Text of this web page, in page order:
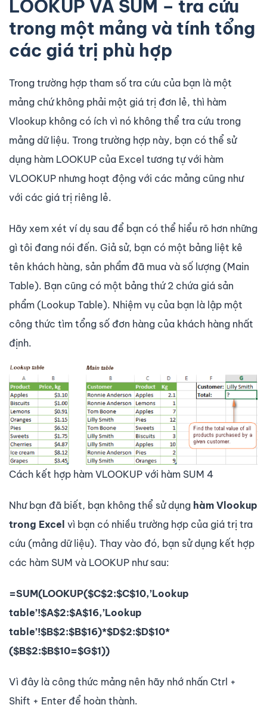
LOOKUP VÀ SUM – tra cứu
trong một mảng và tính tổng
các giá trị phù hợp
Trong trường hợp tham số tra cứu của bạn là một
mảng chứ không phải một giá trị đơn lẻ, thì hàm
Vlookup không có ích vì nó không thể tra cứu trong
mảng dữ liệu. Trong trường hợp này, bạn có thể sử
dụng hàm LOOKUP của Excel tương tự với hàm
VLOOKUP nhưng hoạt động với các mảng cũng như
với các giá trị riêng lẻ.
Hãy xem xét ví dụ sau để bạn có thể hiểu rõ hơn những
gì tôi đang nói đến. Giả sử, bạn có một bảng liệt kê
tên khách hàng, sản phẩm đã mua và số lượng (Main
Table). Bạn cũng có một bảng thứ 2 chứa giá sản
phẩm (Lookup Table). Nhiệm vụ của bạn là lập một
công thức tìm tổng số đơn hàng của khách hàng nhất
định.
Cách kết hợp hàm VLOOKUP với hàm SUM 4
Như bạn đã biết, bạn không thể sử dụng hàm Vlookup
trong Excel vì bạn có nhiều trường hợp của giá trị tra
cứu (mảng dữ liệu). Thay vào đó, bạn sử dụng kết hợp
các hàm SUM và LOOKUP như sau:
=SUM(LOOKUP($C$2:$C$10,’Lookup
table’!$A$2:$A$16,’Lookup
table’!$B$2:$B$16)*$D$2:$D$10*
($B$2:$B$10=$G$1))
Vì đây là công thức mảng nên hãy nhớ nhấn Ctrl +
Shift + Enter để hoàn thành.